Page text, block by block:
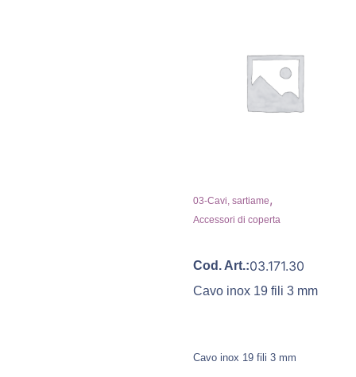
03-Cavi, sartiame,
Accessori di coperta
Cod. Art.:03.171.30
Cavo inox 19 fili 3 mm
Cavo inox 19 fili 3 mm